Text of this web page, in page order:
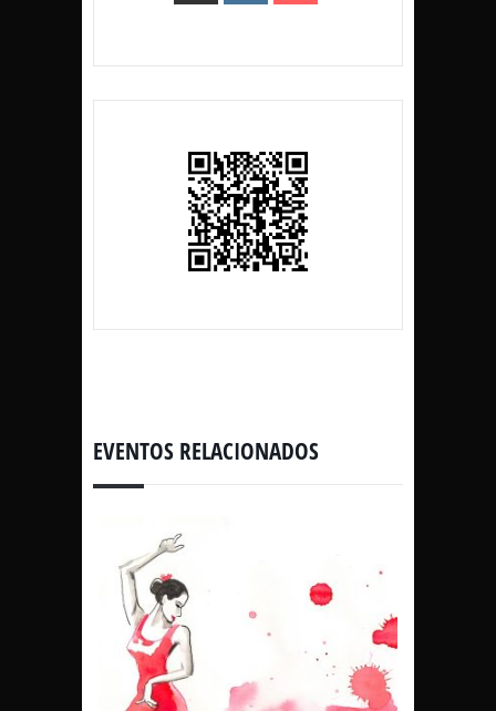
EVENTOS RELACIONADOS